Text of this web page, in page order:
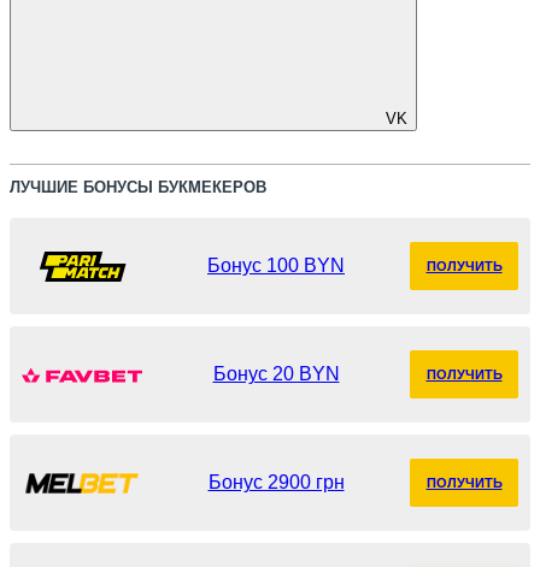
ЛУЧШИЕ БОНУСЫ БУКМЕКЕРОВ
Бонус 100 BYN ПОЛУЧИТЬ
Бонус 20 BYN ПОЛУЧИТЬ
Бонус 2900 грн ПОЛУЧИТЬ
VK